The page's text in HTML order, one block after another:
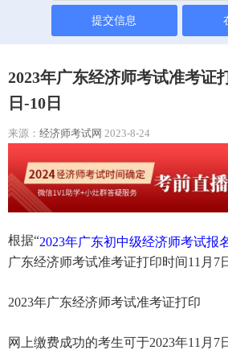
提交信息
2023年广东经济师考试准考证
日-10日
来源： 经济师考试网 2023-8-24
根据“2023年广东初中级经济师考试报
广东经济师考试准考证打印时间11月7
2023年广东经济师考试准考证打印
网上缴费成功的考生可于2023年11月7